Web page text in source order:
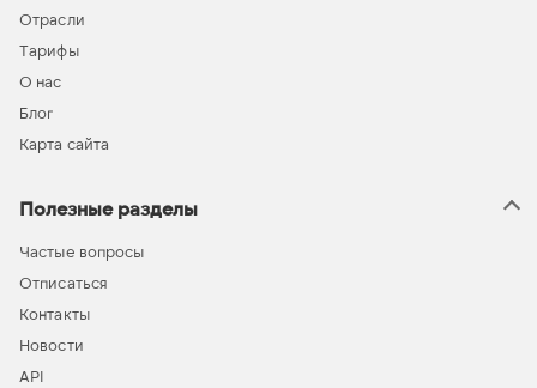
Отрасли
Тарифы
О нас
Блог
Карта сайта
Полезные разделы
Частые вопросы
Отписаться
Контакты
Новости
API